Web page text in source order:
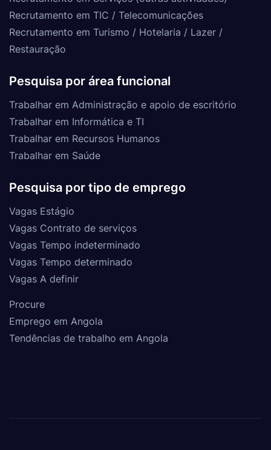
Recrutamento em TIC / Telecomunicações
Recrutamento em Turismo / Hotelaria / Lazer /
Restauração
Pesquisa por área funcional
Trabalhar em Administração e apoio de escritório
Trabalhar em Informática e TI
Trabalhar em Recursos Humanos
Trabalhar em Saúde
Pesquisa por tipo de emprego
Vagas Estágio
Vagas Contrato de serviços
Vagas Tempo indeterminado
Vagas Tempo determinado
Vagas A definir
Procure
Emprego em Angola
Tendências de trabalho em Angola